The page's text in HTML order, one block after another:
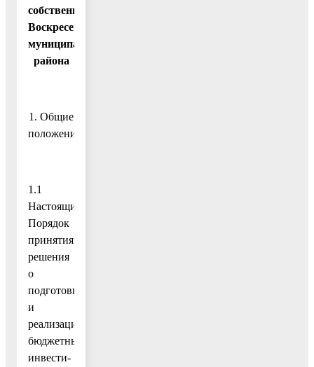
собственности
Воскресенского
муниципального
района
1. Общие
положения
1.1
Настоящий
Порядок
принятия
решения
о
подготовке
и
реализации
бюджетных
инвести-